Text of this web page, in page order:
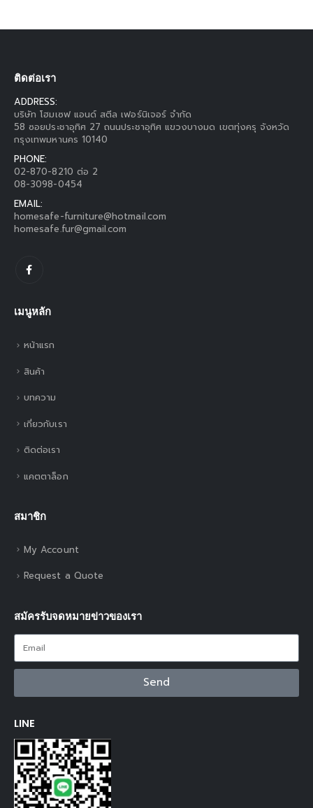
ติดต่อเรา
ADDRESS:
บริษัท โฮมเซฟ แอนด์ สตีล เฟอร์นิเจอร์ จำกัด
58 ซอยประชาอุทิศ 27 ถนนประชาอุทิศ แขวงบางมด เขตทุ่งครุ จังหวัด
กรุงเทพมหานคร 10140
PHONE:
02-870-8210 ต่อ 2
08-3098-0454
EMAIL:
homesafe-furniture@hotmail.com
homesafe.fur@gmail.com
เมนูหลัก
หน้าแรก
สินค้า
บทความ
เกี่ยวกับเรา
ติดต่อเรา
แคตตาล็อก
สมาชิก
My Account
Request a Quote
สมัครรับจดหมายข่าวของเรา
Send
LINE